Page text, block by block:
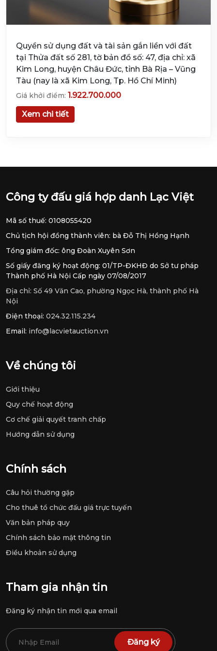
Quyền sử dụng đất và tài sản gắn liền với đất
tại Thửa đất số 281, tờ bản đồ số: 47, địa chỉ: xã
Kim Long, huyện Châu Đức, tỉnh Bà Rịa – Vũng
Tàu (nay là xã Kim Long, Tp. Hồ Chí Minh)
Giá khởi điểm: 1.922.700.000
Xem chi tiết
Công ty đấu giá hợp danh Lạc Việt
Mã số thuế: 0108055420
Chủ tịch hội đồng thành viên: bà Đỗ Thị Hồng Hạnh
Tổng giám đốc: ông Đoàn Xuyên Sơn
Số giấy đăng ký hoạt động: 01/TP-ĐKHĐ do Sở tư pháp
Thành phố Hà Nội Cấp ngày 07/08/2017
Địa chỉ: Số 49 Văn Cao, phường Ngọc Hà, thành phố Hà
Nội
Điện thoại: 024.32.115.234
Email: info@lacvietauction.vn
Về chúng tôi
Giới thiệu
Quy chế hoạt động
Cơ chế giải quyết tranh chấp
Hướng dẫn sử dụng
Chính sách
Câu hỏi thường gặp
Cho thuê tổ chức đấu giá trực tuyến
Văn bản pháp quy
Chính sách bảo mật thông tin
Điều khoản sử dụng
Tham gia nhận tin
Đăng ký nhận tin mới qua email
Đăng ký